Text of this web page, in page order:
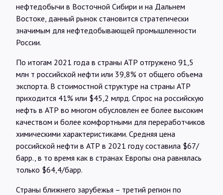
нефтедобычи в Восточной Сибири и на Дальнем
Востоке, данный рынок становится стратегически
значимым для нефтедобывающей промышленности
России.
По итогам 2021 года в страны АТР отгружено 91,5
млн т российской нефти или 39,8% от общего объема
экспорта. В стоимостной структуре на страны АТР
приходится 41% или $45,2 млрд. Спрос на российскую
нефть в АТР во многом обусловлен ее более высоким
качеством и более комфортными для переработчиков
химическими характеристиками. Средняя цена
российской нефти в АТР в 2021 году составила $67/
барр., в то время как в странах Европы она равнялась
только $64,4/барр.
Страны ближнего зарубежья – третий регион по